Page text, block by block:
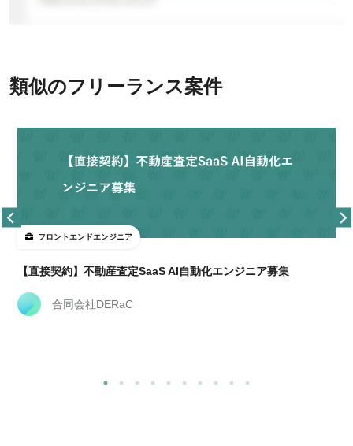
類似のフリーランス案件
フロントエンドエンジニア
【直接契約】不動産査定SaaS AI自動化エンジニア募集
合同会社DERaC